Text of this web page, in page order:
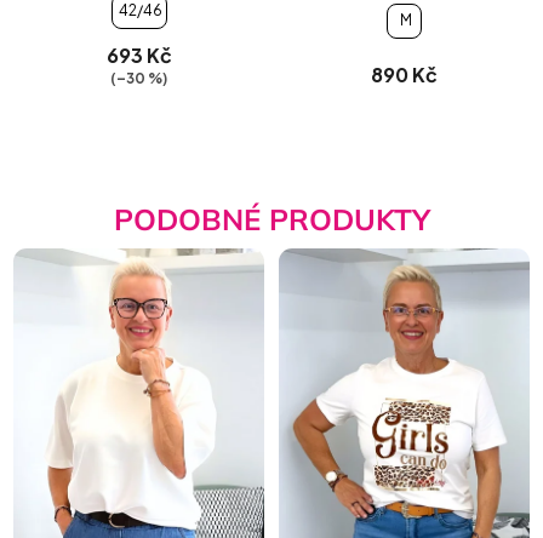
42/46
693 Kč
(–30 %)
M
890 Kč
PODOBNÉ PRODUKTY